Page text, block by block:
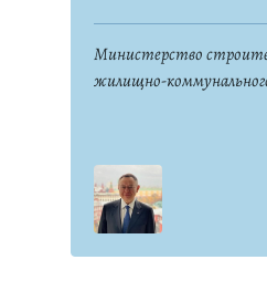
Министерство
жилищно-